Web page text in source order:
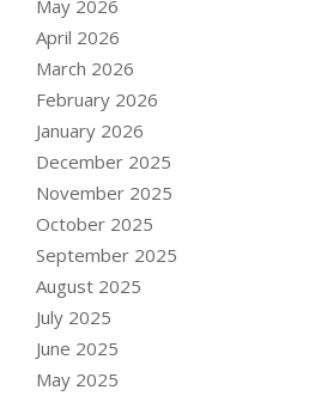
May 2026
April 2026
March 2026
February 2026
January 2026
December 2025
November 2025
October 2025
September 2025
August 2025
July 2025
June 2025
May 2025